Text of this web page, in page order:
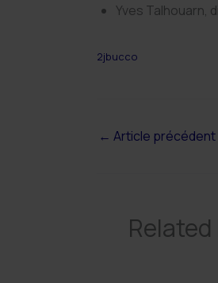
Yves Talhouarn,
2jbucco
← Article précédent